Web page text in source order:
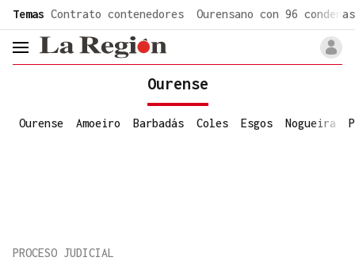
Temas Contrato contenedores Ourensano con 96 condenas
header.menu.open
Ourense
Ourense Amoeiro Barbadás Coles Esgos Nogueira
PROCESO JUDICIAL